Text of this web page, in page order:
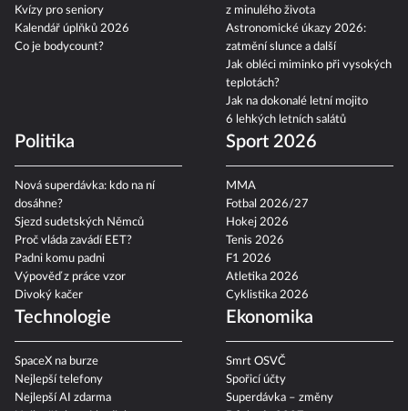
Kvízy pro seniory
Kalendář úplňků 2026
Co je bodycount?
z minulého života
Astronomické úkazy 2026:
zatmění slunce a další
Jak obléci miminko při vysokých
teplotách?
Jak na dokonalé letní mojito
6 lehkých letních salátů
Politika
Nová superdávka: kdo na ní
dosáhne?
Sjezd sudetských Němců
Proč vláda zavádí EET?
Padni komu padni
Výpověď z práce vzor
Divoký kačer
Sport 2026
MMA
Fotbal 2026/27
Hokej 2026
Tenis 2026
F1 2026
Atletika 2026
Cyklistika 2026
Technologie
SpaceX na burze
Nejlepší telefony
Nejlepší AI zdarma
Ekonomika
Smrt OSVČ
Spořicí účty
Superdávka – změny